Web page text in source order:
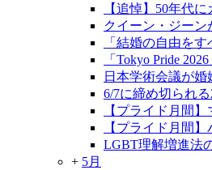
【追悼】50年代
クイーン・ジー
「結婚の自由を
「Tokyo Pride
日本学術会議が
6/7に締め切られ
【プライド月間
【プライド月間
LGBT理解増進法
+ 5月